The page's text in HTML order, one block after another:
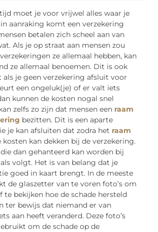
moet je voor vrijwel alles waar je
aanraking komt een verzekering
betalen zich scheel aan van
Als je op straat aan mensen zou
ze allemaal hebben, kan
ze allemaal benoemen. Dit is ook
als je geen verzekering afsluit voor
een ongeluk(je) of er valt iets
kunnen de kosten nogal snel
zelfs zo zijn dat mensen een raam
bezitten. Dit is een aparte
je kan afsluiten dat zodra het raam
kosten kan dekken bij de verzekering.
dan gehanteerd kan worden bij
volgt. Het is van belang dat je
goed in kaart brengt. In de meeste
de glaszetter van te voren foto’s om
te bekijken hoe de schade hersteld
ter bewijs dat niemand er van
aan heeft veranderd. Deze foto’s
om de schade op de